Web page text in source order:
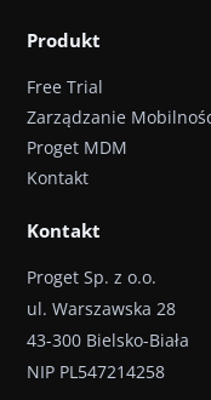
Produkt
Free Trial
Zarządzanie
Proget MDM
Kontakt
Kontakt
Proget Sp. z o.o.
ul. Warszawska 28
43-300 Bielsko-Biała
NIP PL547214258